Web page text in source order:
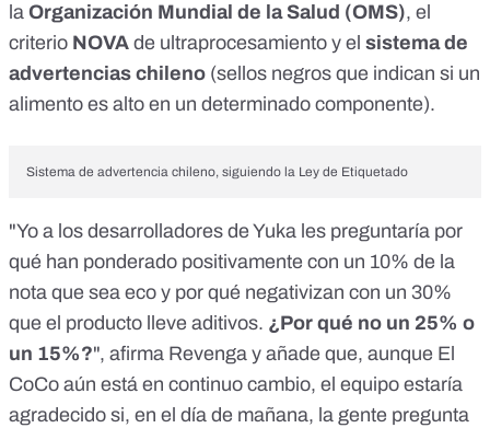
la Organización Mundial de la Salud (OMS), el
criterio NOVA de ultraprocesamiento y el sistema de
advertencias chileno (sellos negros que indican si un
alimento es alto en un determinado componente).
Sistema de advertencia chileno, siguiendo la Ley de Etiquetado
"Yo a los desarrolladores de Yuka les preguntaría por
qué han ponderado positivamente con un 10% de la
nota que sea eco y por qué negativizan con un 30%
que el producto lleve aditivos. ¿Por qué no un 25% o
un 15%?", afirma Revenga y añade que, aunque El
CoCo aún está en continuo cambio, el equipo estaría
agradecido si, en el día de mañana, la gente pregunta